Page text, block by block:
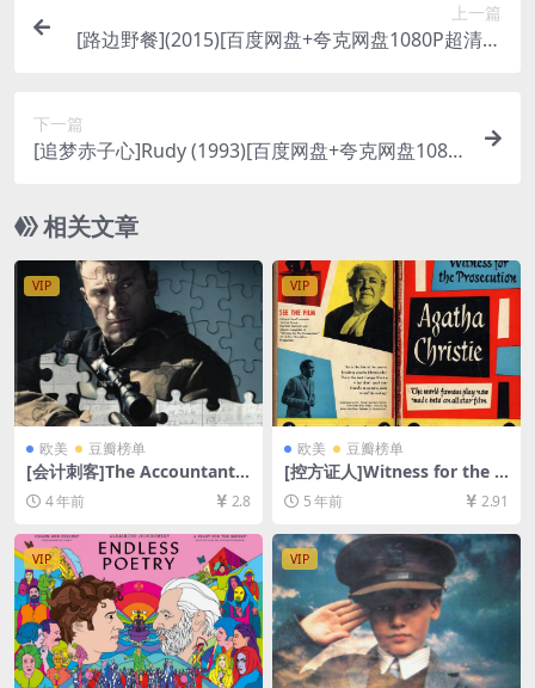
上一篇
[路边野餐](2015)[百度网盘+夸克网盘1080P超清未
下一篇
[追梦赤子心]Rudy (1993)[百度网盘+夸克网盘1080
B][中英字幕]
相关文章
VIP
欧美 豆瓣榜单
[会计刺客]The Accountant
(2016)[百度网盘+迅雷云盘资
源1080P超清未删减][MP4/8.
2GB][中英字幕]
4 年前 2.8
VIP
欧美 豆瓣榜单
[控方证人]Witness for the P
rosecution (1957)[百度网盘
+迅雷云盘资源1080P超清未
删减][MP4/7.4GB][中英字幕]
5 年前 2.91
VIP VIP